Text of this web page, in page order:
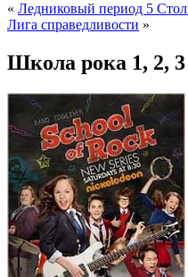
« Ледниковый период 5
Лига справедливости »
Школа рока 1, 2, 3